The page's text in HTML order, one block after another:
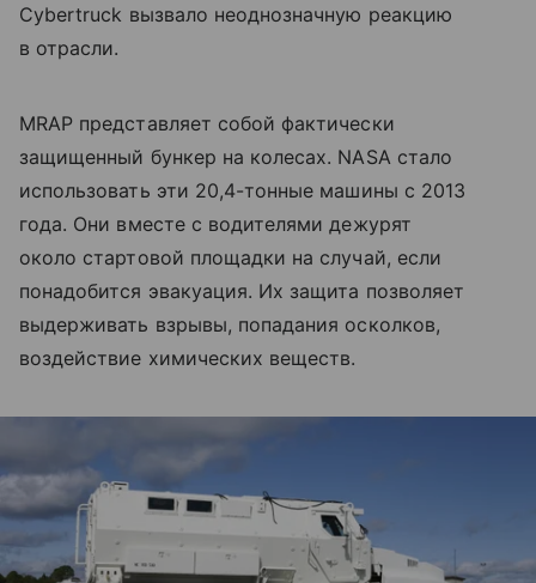
Cybertruck вызвало неоднозначную реакцию
в отрасли.
MRAP представляет собой фактически
защищенный бункер на колесах. NASA стало
использовать эти 20,4-тонные машины с 2013
года. Они вместе с водителями дежурят
около стартовой площадки на случай, если
понадобится эвакуация. Их защита позволяет
выдерживать взрывы, попадания осколков,
воздействие химических веществ.